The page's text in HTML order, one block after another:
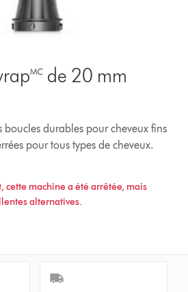
de 20 mm
boucles durables pour cheveux fins
pour tous types de cheveux.
cette machine a été arrêtée, mais
alternatives.